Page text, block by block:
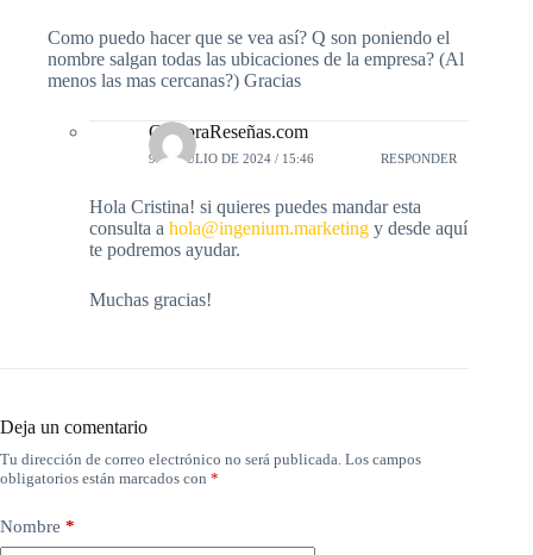
Como puedo hacer que se vea así? Q son poniendo el
nombre salgan todas las ubicaciones de la empresa? (Al
menos las mas cercanas?) Gracias
CompraReseñas.com
9 DE JULIO DE 2024 / 15:46 RESPONDER
Hola Cristina! si quieres puedes mandar esta
consulta a hola@ingenium.marketing y desde aquí
te podremos ayudar.
Muchas gracias!
Deja un comentario
Tu dirección de correo electrónico no será publicada. Los campos
obligatorios están marcados con *
Nombre *